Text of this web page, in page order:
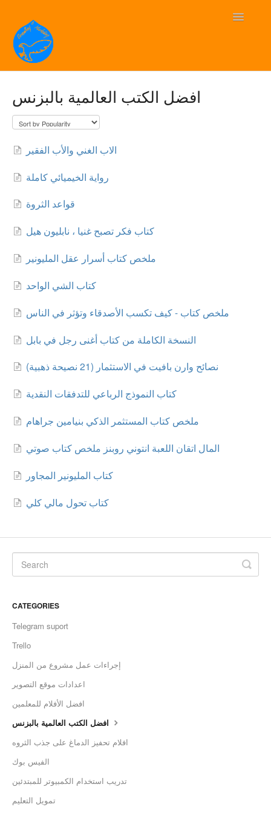
Toggle
افضل الكتب العالمية بالبزنس
الاب الغني والأب الفقير
رواية الخيميائي كاملة
قواعد الثروة
كتاب فكر تصبح غنيا ، نابليون هيل
ملخص كتاب أسرار عقل المليونير
كتاب الشي الواحد
ملخص كتاب - كيف تكسب الأصدقاء وتؤثر في الناس
‫النسخة الكاملة من كتاب أغنى رجل في بابل
نصائح وارن بافيت في الاستثمار (21 نصيحة ذهبية)
كتاب النموذج الرباعي للتدفقات النقدية
ملخص كتاب المستثمر الذكي بنيامين جراهام
المال اتقان اللعبة انتوني روبنز ملخص كتاب صوتي
كتاب المليونير المجاور
كتاب تحول مالي كلي
CATEGORIES
Telegram suport
Trello
إجراءات عمل مشروع من المنزل
اعدادات موقع التصوير
افضل الأفلام للمعلمين
افلام تحفيز الدماغ على جذب الثروه
الفيس بوك
تدريب استخدام الكمبيوتر للمبتدئين
تمويل التعليم